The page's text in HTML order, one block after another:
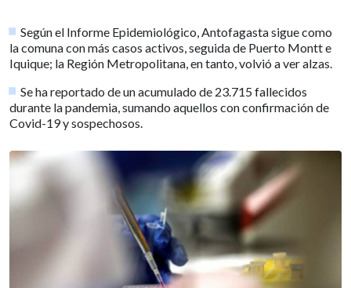
Según el Informe Epidemiológico, Antofagasta sigue como
la comuna con más casos activos, seguida de Puerto Montt e
Iquique; la Región Metropolitana, en tanto, volvió a ver alzas.
Se ha reportado de un acumulado de 23.715 fallecidos
durante la pandemia, sumando aquellos con confirmación de
Covid-19 y sospechosos.